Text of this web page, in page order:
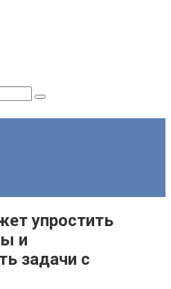
упростить
и
задачи с